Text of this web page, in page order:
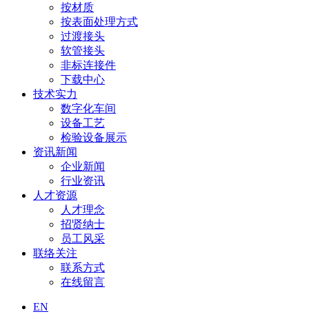
按材质
按表面处理方式
过渡接头
软管接头
非标连接件
下载中心
技术实力
数字化车间
设备工艺
检验设备展示
资讯新闻
企业新闻
行业资讯
人才资源
人才理念
招贤纳士
员工风采
联络关注
联系方式
在线留言
EN